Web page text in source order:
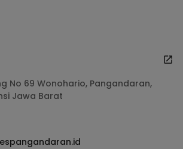
No 69 Wonohario, Pangandaran,
Jawa Barat